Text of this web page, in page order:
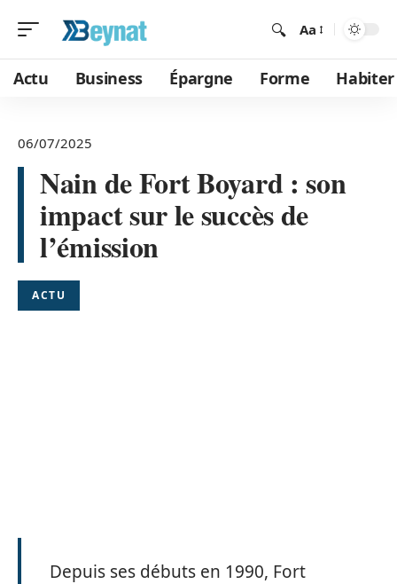
Aa
Actu Business Épargne Forme Habiter
06/07/2025
Nain de Fort Boyard : son
impact sur le succès de
l’émission
ACTU
Depuis ses débuts en 1990, Fort